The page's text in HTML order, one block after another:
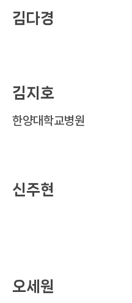
김다경
김지호
한양대학교병원
신주현
오세원